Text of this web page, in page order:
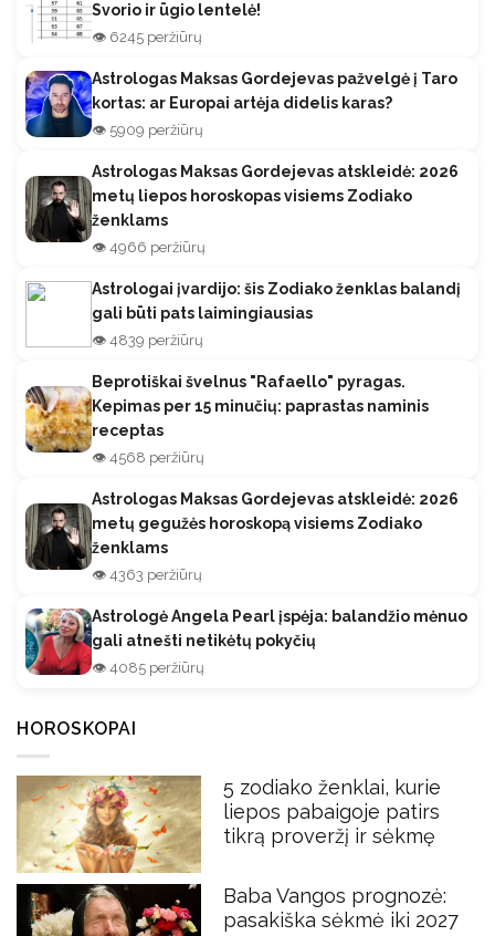
Svorio ir ūgio lentelė!
👁️ 6245 peržiūrų
Astrologas Maksas Gordejevas pažvelgė į Taro
kortas: ar Europai artėja didelis karas?
👁️ 5909 peržiūrų
Astrologas Maksas Gordejevas atskleidė: 2026
metų liepos horoskopas visiems Zodiako
ženklams
👁️ 4966 peržiūrų
Astrologai įvardijo: šis Zodiako ženklas balandį
gali būti pats laimingiausias
👁️ 4839 peržiūrų
Beprotiškai švelnus "Rafaello" pyragas.
Kepimas per 15 minučių: paprastas naminis
receptas
👁️ 4568 peržiūrų
Astrologas Maksas Gordejevas atskleidė: 2026
metų gegužės horoskopą visiems Zodiako
ženklams
👁️ 4363 peržiūrų
Astrologė Angela Pearl įspėja: balandžio mėnuo
gali atnešti netikėtų pokyčių
👁️ 4085 peržiūrų
HOROSKOPAI
5 zodiako ženklai, kurie
liepos pabaigoje patirs
tikrą proveržį ir sėkmę
Baba Vangos prognozė:
pasakiška sėkmė iki 2027